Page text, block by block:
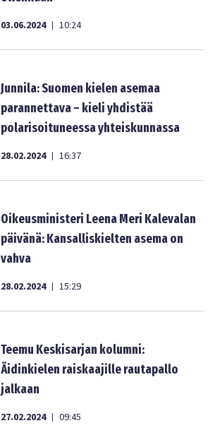
03.06.2024 | 10:24
Junnila: Suomen kielen asemaa
parannettava – kieli yhdistää
polarisoituneessa yhteiskunnassa
28.02.2024 | 16:37
Oikeusministeri Leena Meri Kalevalan
päivänä: Kansalliskielten asema on
vahva
28.02.2024 | 15:29
Teemu Keskisarjan kolumni:
Äidinkielen raiskaajille rautapallo
jalkaan
27.02.2024 | 09:45